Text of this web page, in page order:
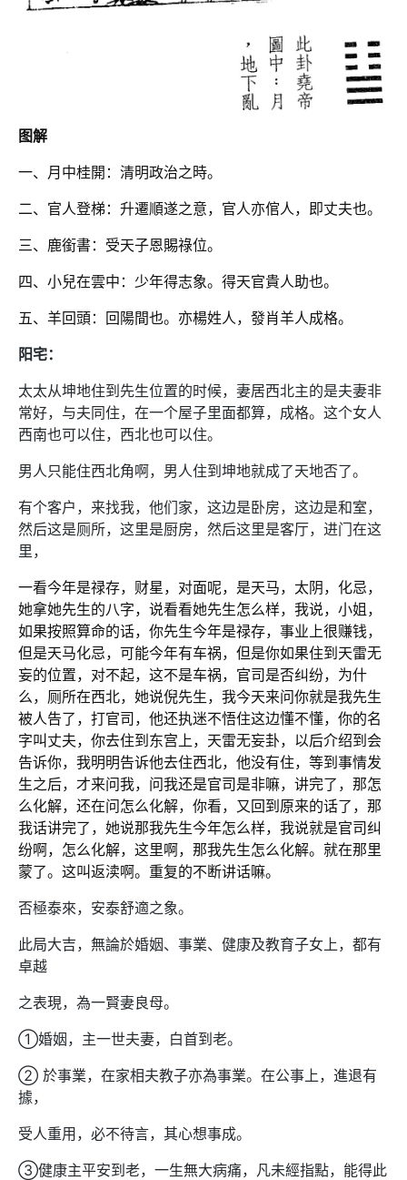
图解
一、月中桂開：清明政治之時。
二、官人登梯：升遷順遂之意，官人亦倌人，即丈夫也。
三、鹿銜書：受天子恩賜祿位。
四、小兒在雲中：少年得志象。得天官貴人助也。
五、羊回頭：回陽間也。亦楊姓人，發肖羊人成格。
阳宅：
太太从坤地住到先生位置的时候，妻居西北主的是夫妻非
常好，与夫同住，在一个屋子里面都算，成格。这个女人
西南也可以住，西北也可以住。
男人只能住西北角啊，男人住到坤地就成了天地否了。
有个客户，来找我，他们家，这边是卧房，这边是和室，
然后这是厕所，这里是厨房，然后这里是客厅，进门在这
里，
一看今年是禄存，财星，对面呢，是天马，太阴，化忌，
她拿她先生的八字，说看看她先生怎么样，我说，小姐，
如果按照算命的话，你先生今年是禄存，事业上很赚钱，
但是天马化忌，可能今年有车祸，但是你如果住到天雷无
妄的位置，对不起，这不是车祸，官司是否纠纷，为什
么，厕所在西北，她说倪先生，我今天来问你就是我先生
被人告了，打官司，他还执迷不悟住这边懂不懂，你的名
字叫丈夫，你去住到东宫上，天雷无妄卦，以后介绍到会
告诉你，我明明告诉他去住西北，他没有住，等到事情发
生之后，才来问我，问我还是官司是非嘛，讲完了，那怎
么化解，还在问怎么化解，你看，又回到原来的话了，那
我话讲完了，她说那我先生今年怎么样，我说就是官司纠
纷啊，怎么化解，这里啊，那我先生怎么化解。就在那里
蒙了。这叫返渎啊。重复的不断讲话嘛。
否極泰來，安泰舒適之象。
此局大吉，無論於婚姻、事業、健康及教育子女上，都有
卓越
之表現，為一賢妻良母。
①婚姻，主一世夫妻，白首到老。
② 於事業，在家相夫教子亦為事業。在公事上，進退有
據，
受人重用，必不待言，其心想事成。
③健康主平安到老，一生無大病痛，凡未經指點，能得此